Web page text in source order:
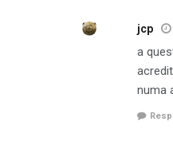
jcp
a
numa